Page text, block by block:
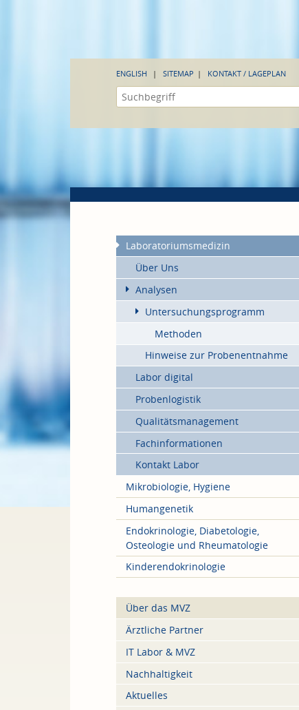
ENGLISH SITEMAP KONTAKT / LAGEPLAN
Laboratoriumsmedizin
Über Uns
Analysen
Untersuchungsprogramm
Methoden
Hinweise zur Probenentnahme
Labor digital
Probenlogistik
Qualitätsmanagement
Fachinformationen
Kontakt Labor
Mikrobiologie, Hygiene
Humangenetik
Endokrinologie, Diabetologie,
Osteologie und Rheumatologie
Kinderendokrinologie
Über das MVZ
Ärztliche Partner
IT Labor & MVZ
Nachhaltigkeit
Aktuelles